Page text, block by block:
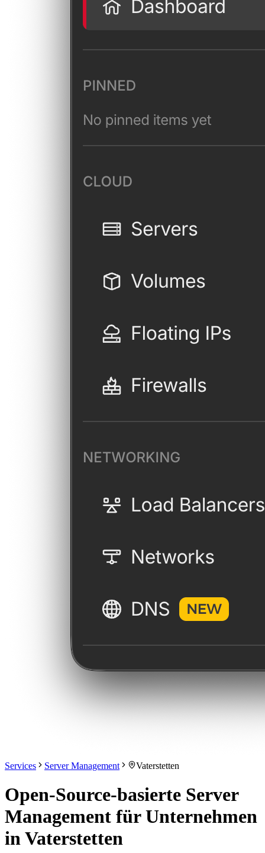
Services Server Management Vaterstetten
Open-Source-basierte Server
Management für Unternehmen
in Vaterstetten